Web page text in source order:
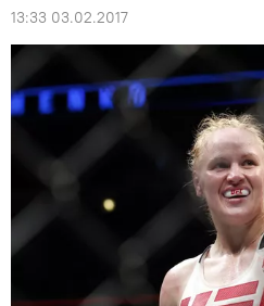
13:33 03.02.2017